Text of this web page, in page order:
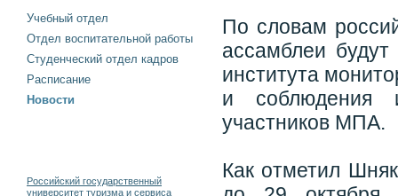
По словам
ассамблеи
института
и соблюдения
участников МПА.
Как отметил
Учебный отдел
Отдел воспитательной работы
Студенческий отдел кадров
Расписание
Новости
Российский государственный
университет туризма и сервиса